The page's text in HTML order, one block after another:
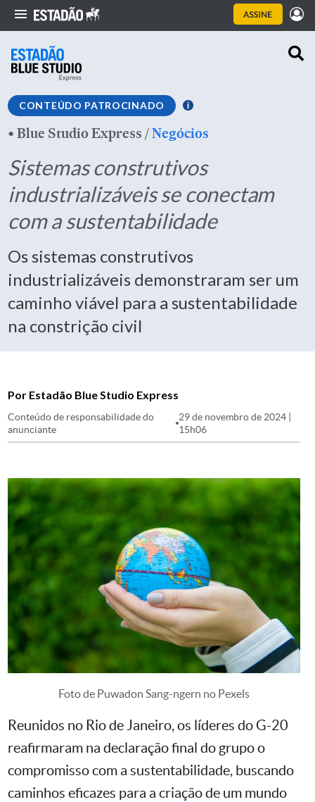
CONTEÚDO PATROCINADO
•Blue Studio Express/Negócios
Sistemas construtivos
industrializáveis se conectam
com a sustentabilidade
Os sistemas construtivos
industrializáveis demonstraram ser um
caminho viável para a sustentabilidade
na constrição civil
Por Estadão Blue Studio Express
Conteúdo de responsabilidade do
anunciante
29 de novembro de 2024 |
15h06
Foto de Puwadon Sang-ngern no Pexels
Reunidos no Rio de Janeiro, os líderes do G-20
reafirmaram na declaração final do grupo o
compromisso com a sustentabilidade, buscando
caminhos eficazes para a criação de um mundo